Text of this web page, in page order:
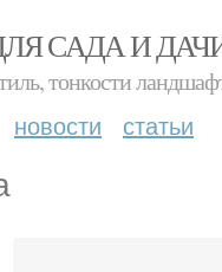
САДА И
тонкости
новости статьи